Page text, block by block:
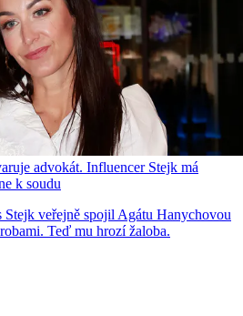
advokát. Influencer Stejk má
k soudu
Stejk veřejně spojil Agátu Hanychovou
Teď mu hrozí žaloba.